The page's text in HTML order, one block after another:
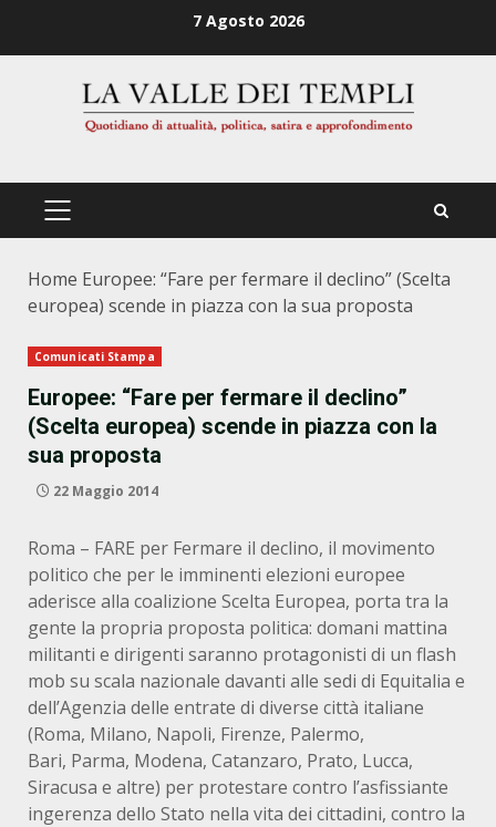
7 Agosto 2026
PRIMÄRES
Home Europee: “Fare per fermare il declino” (Scelta
europea) scende in piazza con la sua proposta
Comunicati Stampa
Europee: “Fare per fermare il declino”
(Scelta europea) scende in piazza con la
sua proposta
22 Maggio 2014
Roma – FARE per Fermare il declino, il movimento
politico che per le imminenti elezioni europee
aderisce alla coalizione Scelta Europea, porta tra la
gente la propria proposta politica: domani mattina
militanti e dirigenti saranno protagonisti di un flash
mob su scala nazionale davanti alle sedi di Equitalia e
dell’Agenzia delle entrate di diverse città italiane
(Roma, Milano, Napoli, Firenze, Palermo,
Bari, Parma, Modena, Catanzaro, Prato, Lucca,
Siracusa e altre) per protestare contro l’asfissiante
ingerenza dello Stato nella vita dei cittadini, contro la